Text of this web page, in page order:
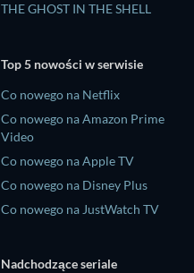
THE GHOST IN THE SHELL
Top 5 nowości w serwisie
Co nowego na Netflix
Co nowego na Amazon Prime
Video
Co nowego na Apple TV
Co nowego na Disney Plus
Co nowego na JustWatch TV
Nadchodzące seriale